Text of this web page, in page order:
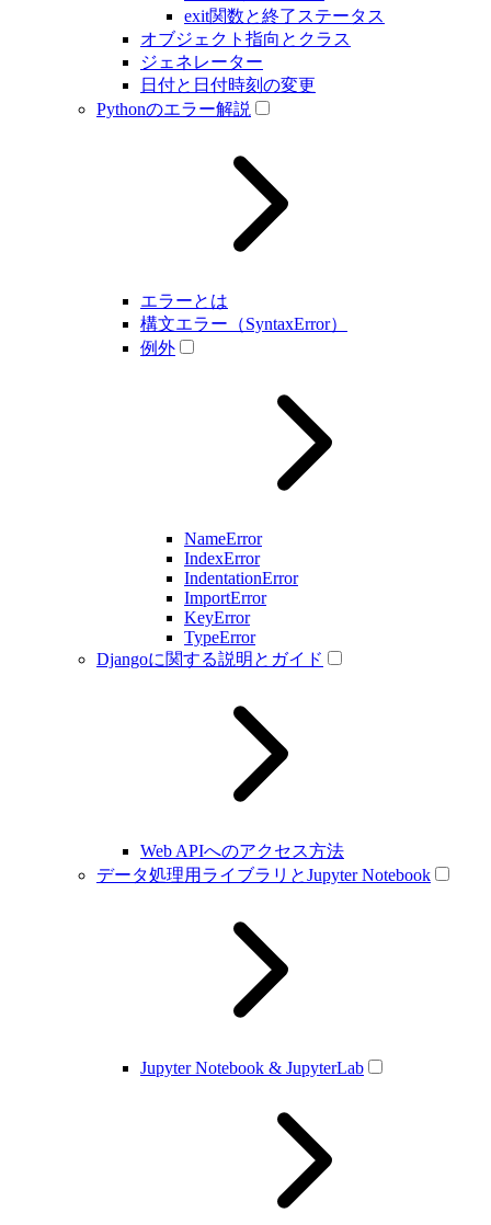
exit関数と終了ステータス
オブジェクト指向とクラス
ジェネレーター
日付と日付時刻の変更
Pythonのエラー解説
エラーとは
構文エラー（SyntaxError）
例外
NameError
IndexError
IndentationError
ImportError
KeyError
TypeError
Djangoに関する説明とガイド
Web APIへのアクセス方法
データ処理用ライブラリとJupyter Notebook
Jupyter Notebook & JupyterLab